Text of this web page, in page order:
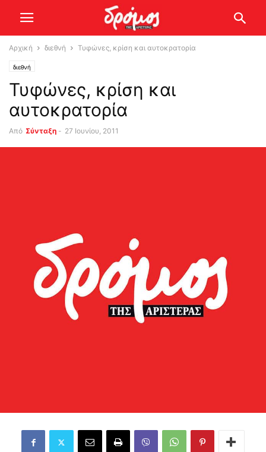
Αρχική διεθνή Τυφώνες, κρίση και αυτοκρατορία
διεθνή
Τυφώνες, κρίση και
αυτοκρατορία
Από Σύνταξη - 27 Ιουνίου, 2011